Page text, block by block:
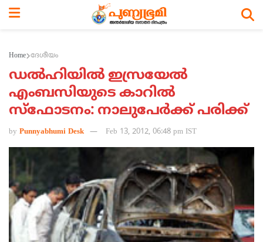
Home ദേശീയം
ഡല്‍ഹിയില്‍ ഇസ്രയേല്‍
എംബസിയുടെ കാറില്‍
സ്‌ഫോടനം: നാലുപേര്‍ക്ക് പരിക്ക്
by Punnyabhumi Desk Feb 13, 2012, 06:48 pm IST